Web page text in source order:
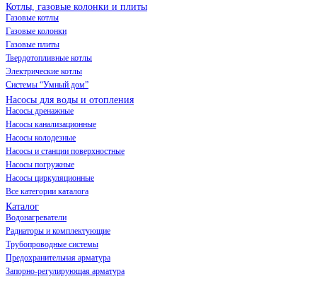
Котлы, газовые колонки и плиты
Газовые котлы
Газовые колонки
Газовые плиты
Твердотопливные котлы
Электрические котлы
Системы “Умный дом”
Насосы для воды и отопления
Насосы дренажные
Насосы канализационные
Насосы колодезные
Насосы и станции поверхностные
Насосы погружные
Насосы циркуляционные
Все категории каталога
Каталог
Водонагреватели
Радиаторы и комплектующие
Трубопроводные системы
Предохранительная арматура
Запорно-регулирующая арматура